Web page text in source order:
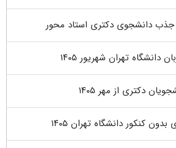
جذب دانشجوی دکتری استاد محور
تهران شهریور ۱۴۰۵
دکتری از مهر ۱۴۰۵
کنکور دانشگاه تهران ۱۴۰۵